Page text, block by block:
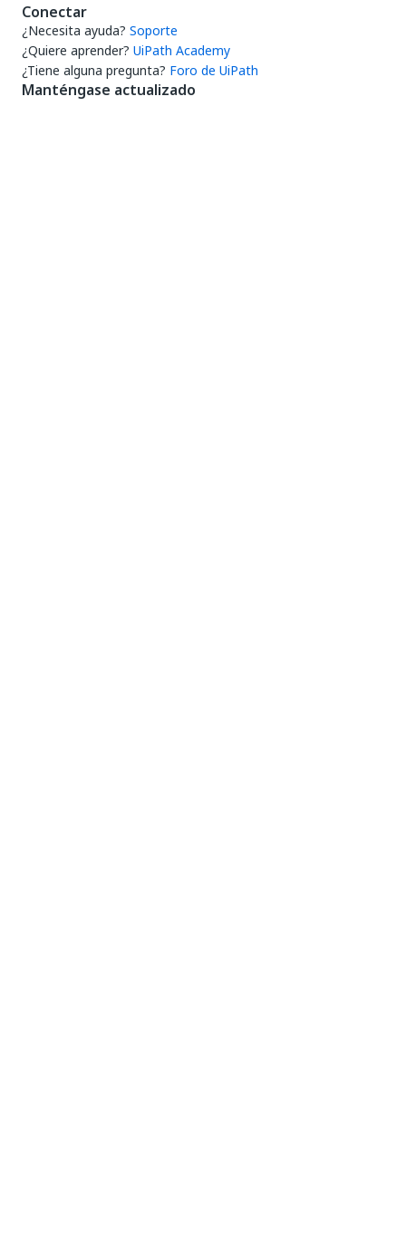
Conectar
¿Necesita ayuda? Soporte
¿Quiere aprender? UiPath Academy
¿Tiene alguna pregunta? Foro de UiPath
Manténgase actualizado